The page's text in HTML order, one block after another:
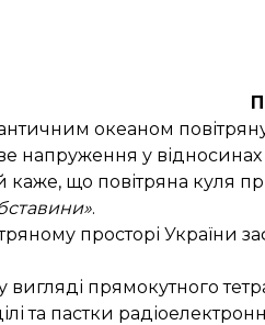
океаном
напруження у
каже, що повітряна куля
.
просторі України
у вигляді прямокутного
та пастки